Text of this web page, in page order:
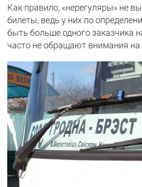
Как правило, «нерегуляры» не
билеты, ведь у них по
быть больше одного заказчика
часто не обращают внимания на